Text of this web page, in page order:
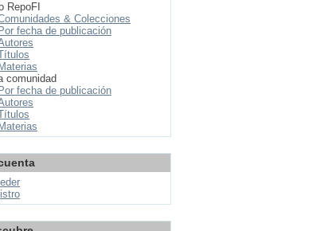
RepoFI
& Colecciones
Por fecha de publicación
Materias
comunidad
Por fecha de publicación
Materias